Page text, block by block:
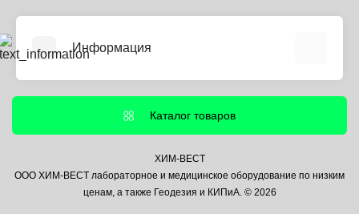
Информация
Информация о доставке
Политика безопасности
Контакты
Каталог товаров
ХИМ-ВЕСТ
ООО ХИМ-ВЕСТ лабораторное и медицинское оборудование по низким
ценам, а также Геодезия и КИПиА. © 2026